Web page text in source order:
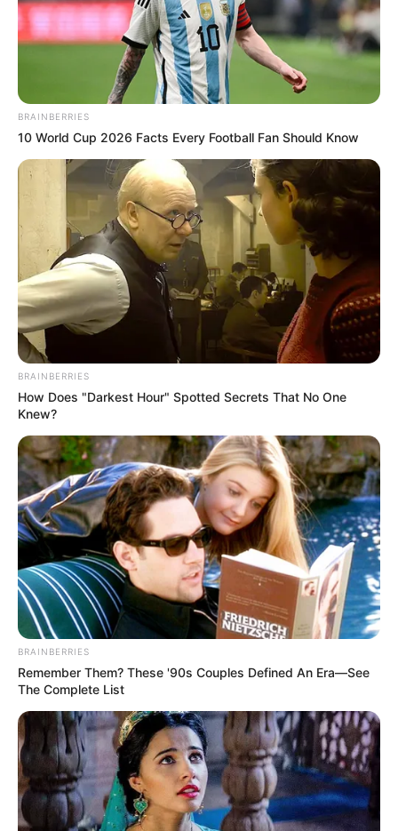
BRAINBERRIES
10 World Cup 2026 Facts Every Football Fan Should Know
BRAINBERRIES
How Does "Darkest Hour" Spotted Secrets That No One
Knew?
BRAINBERRIES
Remember Them? These '90s Couples Defined An Era—See
The Complete List